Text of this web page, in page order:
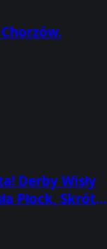
Derby Wisły
Płock, Skrót